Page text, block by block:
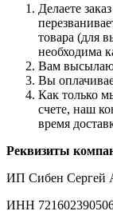
Делаете
товара (для
необходима
Вам
Вы
Как только
счете, наш
время
Реквизиты
ИП Сибен Сергей
ИНН